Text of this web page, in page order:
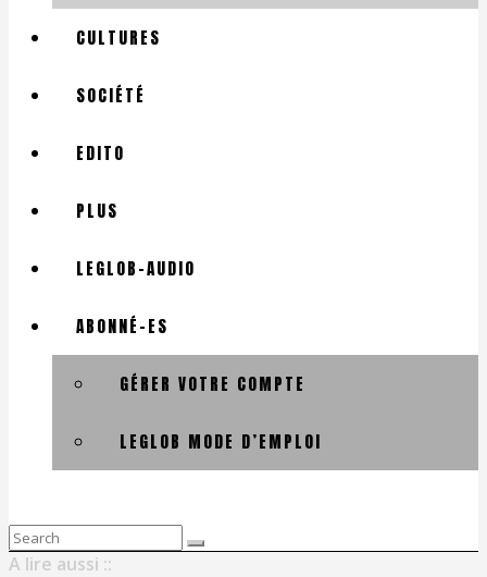
CULTURES
SOCIÉTÉ
EDITO
PLUS
LEGLOB-AUDIO
ABONNÉ-ES
GÉRER VOTRE COMPTE
LEGLOB MODE D’EMPLOI
Search
for:
A lire aussi ::